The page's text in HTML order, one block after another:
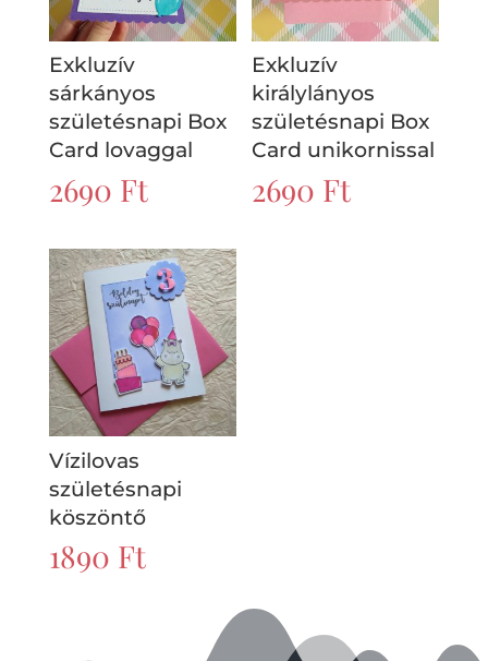
Exkluzív
sárkányos
születésnapi Box
Card lovaggal
2690 Ft
Exkluzív
királylányos
születésnapi Box
Card unikornissal
2690 Ft
Vízilovas
születésnapi
köszöntő
1890 Ft